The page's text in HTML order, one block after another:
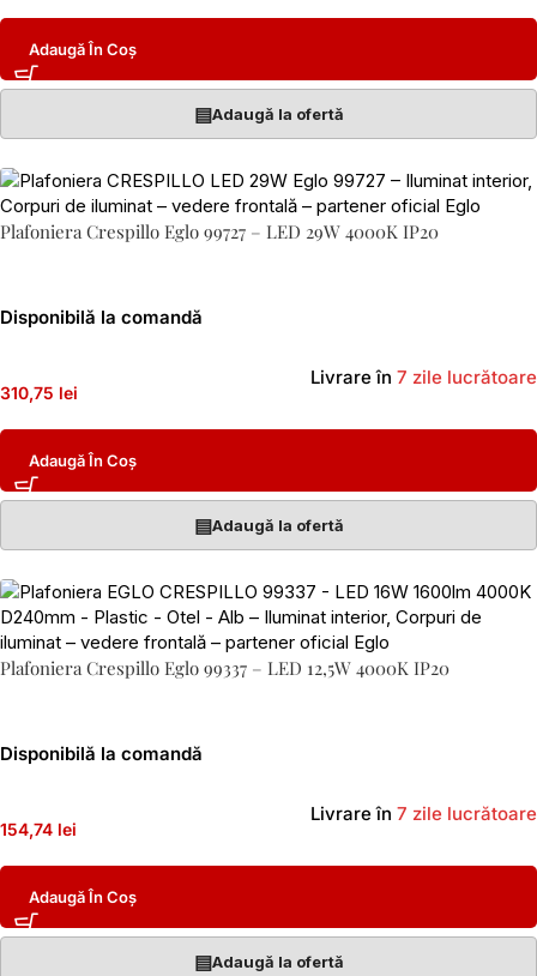
Adaugă În Coș
▤Adaugă la ofertă
Plafoniera Crespillo Eglo 99727 – LED 29W 4000K IP20
Disponibilă la comandă
310,75 lei
Livrare în 7 zile lucrătoare
Adaugă În Coș
▤Adaugă la ofertă
Plafoniera Crespillo Eglo 99337 – LED 12,5W 4000K IP20
Disponibilă la comandă
154,74 lei
Livrare în 7 zile lucrătoare
Adaugă În Coș
▤Adaugă la ofertă